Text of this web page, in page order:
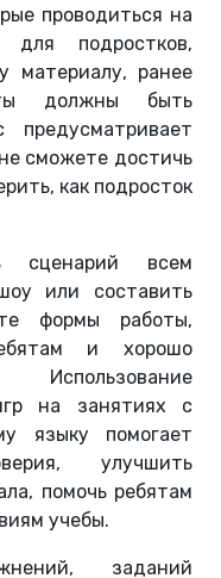
проводиться на
для подростков,
материалу, ранее
должны быть
предусматривает
сможете достичь
как подросток
сценарий всем
или составить
формы работы,
и хорошо
на занятиях с
языку помогает
улучшить
помочь ребятам
учебы.
заданий